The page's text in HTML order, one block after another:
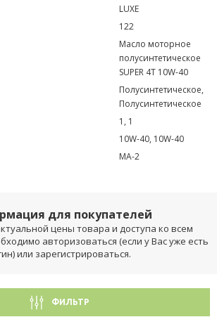
LUXE
122
Масло моторное
полусинтетическое
SUPER 4T 10W-40
Полусинтетическое,
Полусинтетическое
1, 1
10W-40, 10W-40
MA-2
для покупателей
цены товара и доступа ко всем
авторизоваться (если у Вас уже есть
или зарегистрироваться.
ФИЛЬТР